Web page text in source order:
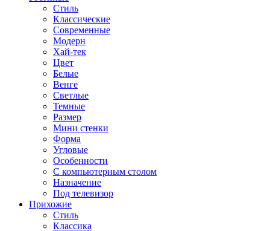
Стиль
Классические
Современные
Модерн
Хай-тек
Цвет
Белые
Венге
Светлые
Темные
Размер
Мини стенки
Форма
Угловые
Особенности
С компьютерным столом
Назначение
Под телевизор
Прихожие
Стиль
Классика